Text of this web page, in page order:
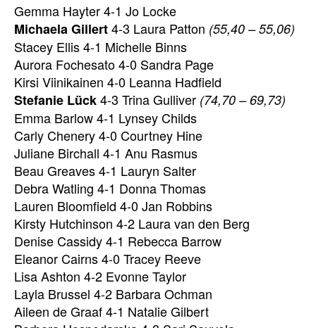
Gemma Hayter 4-1 Jo Locke
Michaela Gillert4-3 Laura Patton (55,40 – 55,06)
Stacey Ellis 4-1 Michelle Binns
Aurora Fochesato 4-0 Sandra Page
Kirsi Viinikainen 4-0 Leanna Hadfield
Stefanie Lück4-3 Trina Gulliver (74,70 – 69,73)
Emma Barlow 4-1 Lynsey Childs
Carly Chenery 4-0 Courtney Hine
Juliane Birchall 4-1 Anu Rasmus
Beau Greaves 4-1 Lauryn Salter
Debra Watling 4-1 Donna Thomas
Lauren Bloomfield 4-0 Jan Robbins
Kirsty Hutchinson 4-2 Laura van den Berg
Denise Cassidy 4-1 Rebecca Barrow
Eleanor Cairns 4-0 Tracey Reeve
Lisa Ashton 4-2 Evonne Taylor
Layla Brussel 4-2 Barbara Ochman
Aileen de Graaf 4-1 Natalie Gilbert